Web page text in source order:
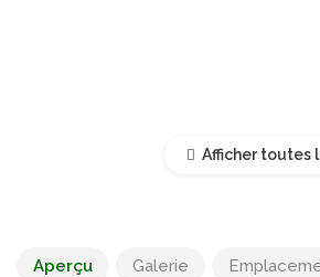
Afficher toutes
Aperçu Galerie